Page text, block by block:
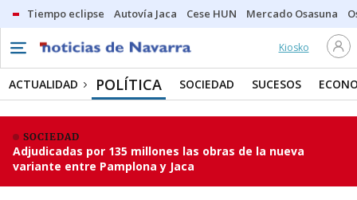
Tiempo eclipse Autovía Jaca Cese HUN Mercado Osasuna
Kiosko
ACTUALIDAD POLÍTICA SOCIEDAD SUCESOS
SOCIEDAD
Adjudicadas por 135 millones las obras de la nueva
variante entre Pamplona y Jaca